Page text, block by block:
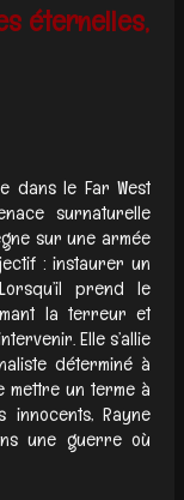
éternelles,
dans le Far West
surnaturelle
sur une armée
: instaurer un
prend le
la terreur et
Elle s’allie
déterminé à
mettre un terme à
innocents, Rayne
une guerre où